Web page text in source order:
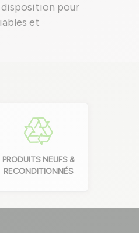
disposition pour
et
PRODUITS NEUFS &
RECONDITIONNÉS